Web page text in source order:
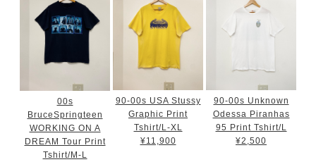
00s
BruceSpringteen
WORKING ON A
DREAM Tour Print
Tshirt/M-L
90-00s USA Stussy
Graphic Print
Tshirt/L-XL
¥11,900
90-00s Unknown
Odessa Piranhas
95 Print Tshirt/L
¥2,500